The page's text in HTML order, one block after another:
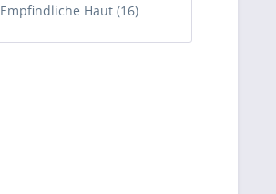
Empfindliche Haut (16)